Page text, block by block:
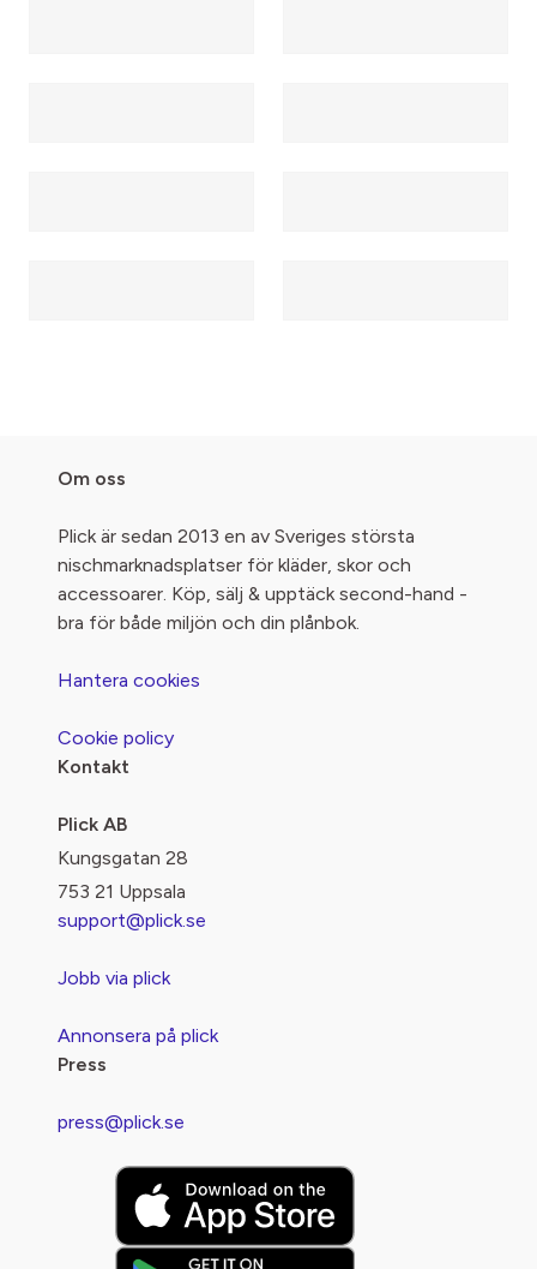
Om oss
Plick är sedan 2013 en av Sveriges största
nischmarknadsplatser för kläder, skor och
accessoarer. Köp, sälj & upptäck second-hand -
bra för både miljön och din plånbok.
Hantera cookies
Cookie policy
Kontakt
Plick AB
Kungsgatan 28
753 21 Uppsala
support@plick.se
Jobb via plick
Annonsera på plick
Press
press@plick.se